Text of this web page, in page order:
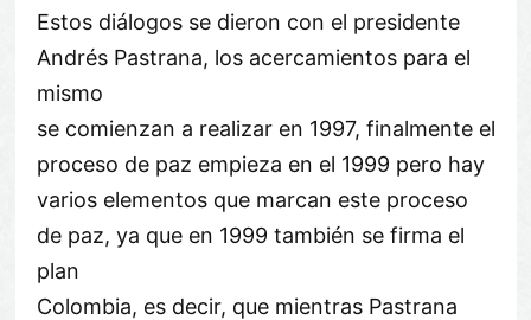
Estos diálogos se dieron con el presidente
Andrés Pastrana, los acercamientos para el
mismo
se comienzan a realizar en 1997, finalmente el
proceso de paz empieza en el 1999 pero hay
varios elementos que marcan este proceso
de paz, ya que en 1999 también se firma el
plan
Colombia, es decir, que mientras Pastrana